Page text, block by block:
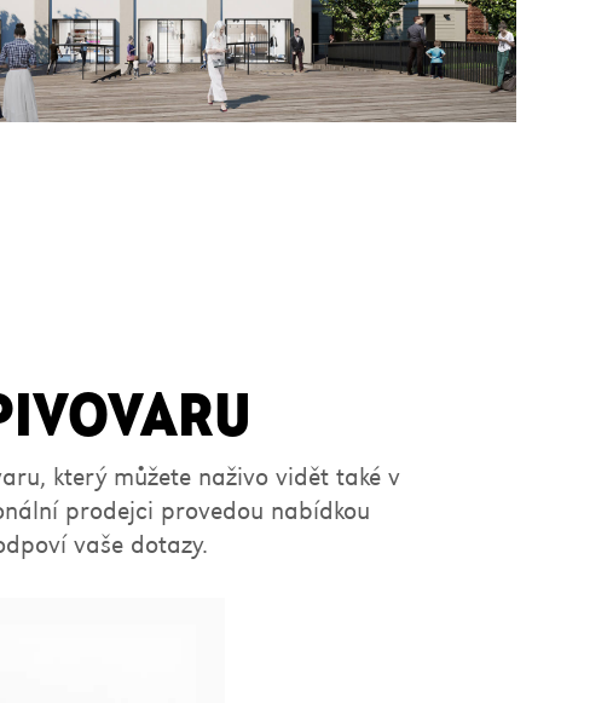
který můžete naživo vidět také v
prodejci provedou nabídkou
vaše dotazy.